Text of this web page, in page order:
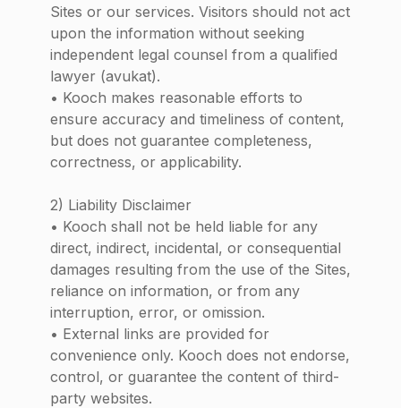
Sites or our services. Visitors should not act
upon the information without seeking
independent legal counsel from a qualified
lawyer (avukat).
• Kooch makes reasonable efforts to
ensure accuracy and timeliness of content,
but does not guarantee completeness,
correctness, or applicability.
2) Liability Disclaimer
• Kooch shall not be held liable for any
direct, indirect, incidental, or consequential
damages resulting from the use of the Sites,
reliance on information, or from any
interruption, error, or omission.
• External links are provided for
convenience only. Kooch does not endorse,
control, or guarantee the content of third-
party websites.